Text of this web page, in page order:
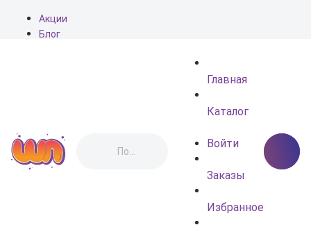
Акции
Блог
Главная
Каталог
Войти
Заказы
Избранное